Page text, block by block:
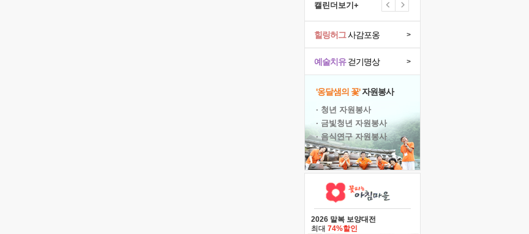
캘린더보기+
예술치유걷기명상 >
힐링허그사감포옹 >
'옹달샘의 꽃'자원봉사
· 청년 자원봉사
· 금빛청년 자원봉사
· 음식연구 자원봉사
2026 말복 보양대전
최대 74%할인